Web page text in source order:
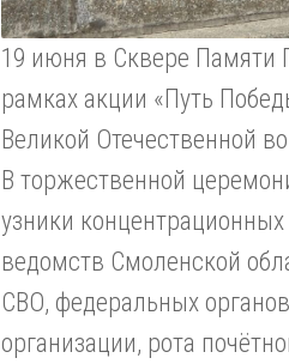
19 июня в Сквере Памяти
рамках акции «Путь
Великой Отечественной
В торжественной
узники
ведомств Смоленской
СВО, федеральных
организации, рота